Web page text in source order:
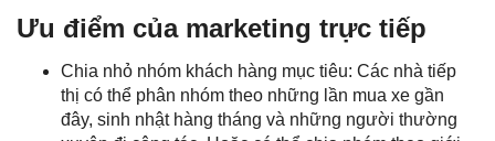
Ưu điểm của marketing trực tiếp
Chia nhỏ nhóm khách hàng mục tiêu: Các nhà tiếp
thị có thể phân nhóm theo những lần mua xe gần
đây, sinh nhật hàng tháng và những người thường